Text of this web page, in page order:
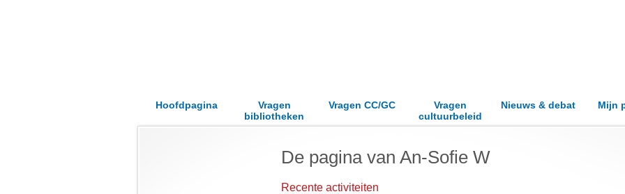
Hoofdpagina
Vragen
bibliotheken
Vragen CC/GC
Vragen
cultuurbeleid
Nieuws & debat Mijn
De pagina van An-Sofie W
Recente activiteiten